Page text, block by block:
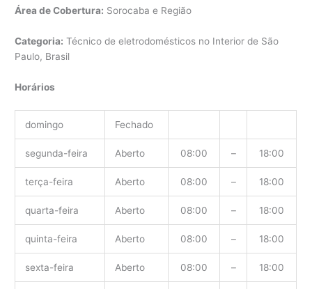
Área de Cobertura: Sorocaba e Região
Categoria: Técnico de eletrodomésticos no Interior de São
Paulo, Brasil
Horários
domingo Fechado
segunda-feira Aberto 08:00 – 18:00
terça-feira Aberto 08:00 – 18:00
quarta-feira Aberto 08:00 – 18:00
quinta-feira Aberto 08:00 – 18:00
sexta-feira Aberto 08:00 – 18:00